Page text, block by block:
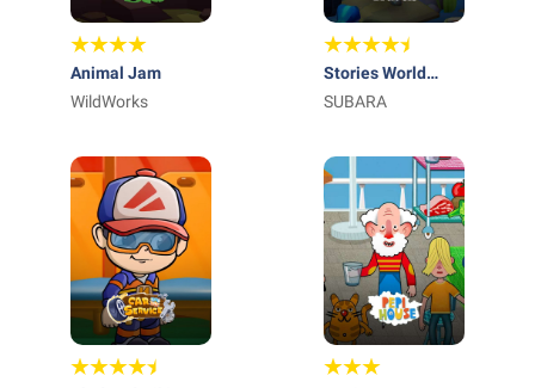
Animal Jam
WildWorks
Stories World
Travels
SUBARA